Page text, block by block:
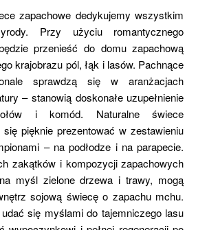
zapachowe dedykujemy wszystkim
Przy użyciu romantycznego
przenieść do domu zapachową
krajobrazu pól, łąk i lasów. Pachnące
sprawdzą się w aranżacjach
– stanowią doskonałe uzupełnienie
i komód. Naturalne świece
pięknie prezentować w zestawieniu
– na podłodze i na parapecie.
zakątków i kompozycji zapachowych
myśl zielone drzewa i trawy, mogą
sojową świecę o zapachu mchu.
się myślami do tajemniczego lasu